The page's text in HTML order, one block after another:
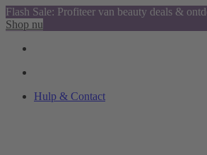
Flash Sale: Profiteer van beauty deals &
Shop nu
Hulp & Contact